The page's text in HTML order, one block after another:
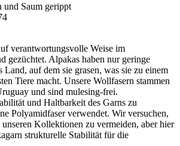
und Saum gerippt
verantwortungsvolle Weise im
gezüchtet. Alpakas haben nur geringe
auf dem sie grasen, was sie zu einem
Tiere macht. Unsere Wollfasern stammen
und sind mulesing-frei.
und Haltbarkeit des Garns zu
Polyamidfaser verwendet. Wir versuchen,
unseren Kollektionen zu vermeiden, aber hier
strukturelle Stabilität für die